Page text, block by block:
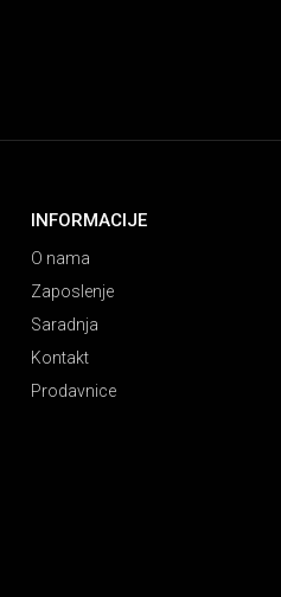
INFORMACIJE
O nama
Zaposlenje
Saradnja
Kontakt
Prodavnice